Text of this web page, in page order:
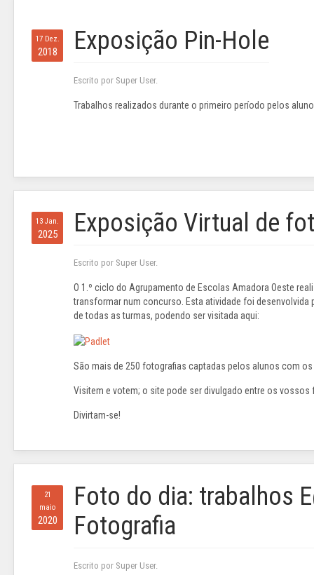
17 Dez.
2018 Exposição Pin-Hole
Escrito por Super User.
Trabalhos realizados durante o primeiro período pelos
13 Jan.
2025 Exposição Virtual de
Escrito por Super User.
O 1.º ciclo do Agrupamento de Escolas Amadora Oeste
transformar num concurso. Esta atividade foi
de todas as turmas, podendo ser visitada aqui:
São mais de 250 fotografias captadas pelos alunos com
Visitem e votem; o site pode ser divulgado entre os vossos
Divirtam-se!
21
maio
2020
Foto do dia: trabalhos
Fotografia
Escrito por Super User.